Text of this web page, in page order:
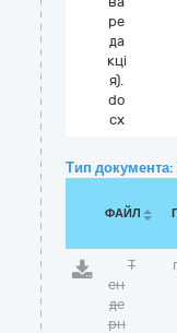
ре
да
кці
я).
do
cx
Тип документа:
ФАЙЛ
Т
ен
де
рн